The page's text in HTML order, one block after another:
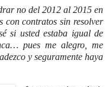
no del 2012 al 2015 en
con contratos sin resolver
si usted estaba igual de
pues me alegro, me
y seguramente haya